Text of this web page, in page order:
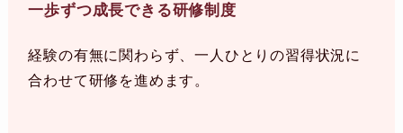
一歩ずつ成長できる研修制度
経験の有無に関わらず、一人ひとりの習得状況に
合わせて研修を進めます。